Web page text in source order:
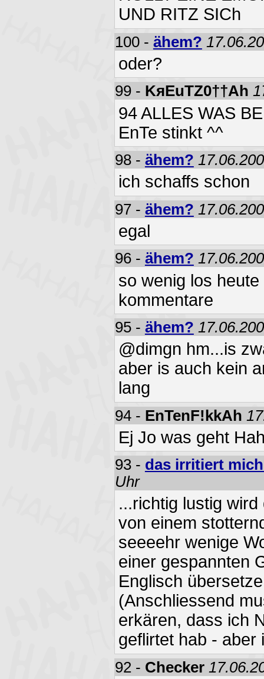
UND RITZ SICh
100 - ähem?
oder?
99 - KяEuTZ0††Ah
94 ALLES WAS
EnTe stinkt ^^
98 - ähem?
ich schaffs schon
97 - ähem?
egal
96 - ähem?
so wenig los
kommentare
95 - ähem?
@dimgn hm...is
aber is auch kein
lang
94 - EnTenF!kkAh
Ej Jo was geht
93 - das irritiert
Uhr
...richtig lustig
von einem
seeeehr wenige
einer gespannten
Englisch
(Anschliessend
erkären, dass ich
geflirtet hab - aber
92 - Checker